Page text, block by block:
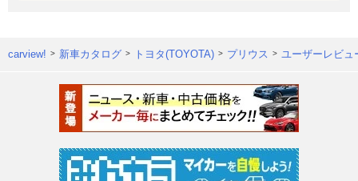
carview! 新車カタログ トヨタ(TOYOTA) プリウス ユーザーレビュ